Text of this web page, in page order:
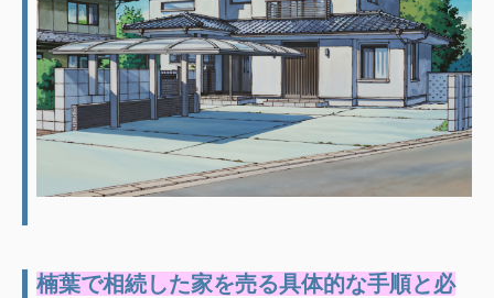
楠葉で相続した家を売る具体的な手順と必